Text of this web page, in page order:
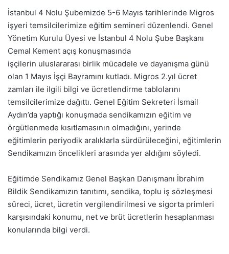
İstanbul 4 Nolu Şubemizde 5-6 Mayıs tarihlerinde Migros
işyeri temsilcilerimize eğitim semineri düzenlendi. Genel
Yönetim Kurulu Üyesi ve İstanbul 4 Nolu Şube Başkanı
Cemal Kement açış konuşmasında
işçilerin uluslararası birlik mücadele ve dayanışma günü
olan 1 Mayıs İşçi Bayramını kutladı. Migros 2.yıl ücret
zamları ile ilgili bilgi ve ücretlendirme tablolarını
temsilcilerimize dağıttı. Genel Eğitim Sekreteri İsmail
Aydın’da yaptığı konuşmada sendikamızın eğitim ve
örgütlenmede kısıtlamasının olmadığını, yerinde
eğitimlerin periyodik aralıklarla sürdürüleceğini, eğitimlerin
Sendikamızın öncelikleri arasında yer aldığını söyledi.
Eğitimde Sendikamız Genel Başkan Danışmanı İbrahim
Bildik Sendikamızın tanıtımı, sendika, toplu iş sözleşmesi
süreci, ücret, ücretin vergilendirilmesi ve sigorta primleri
karşısındaki konumu, net ve brüt ücretlerin hesaplanması
konularında bilgi verdi.